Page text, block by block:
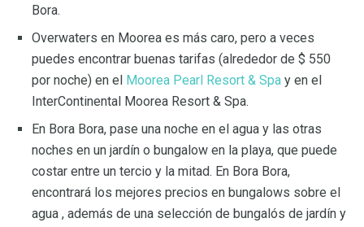
Bora.
Overwaters en Moorea es más caro, pero a veces
puedes encontrar buenas tarifas (alrededor de $ 550
por noche) en el Moorea Pearl Resort & Spa y en el
InterContinental Moorea Resort & Spa.
En Bora Bora, pase una noche en el agua y las otras
noches en un jardín o bungalow en la playa, que puede
costar entre un tercio y la mitad. En Bora Bora,
encontrará los mejores precios en bungalows sobre el
agua , además de una selección de bungalós de jardín y